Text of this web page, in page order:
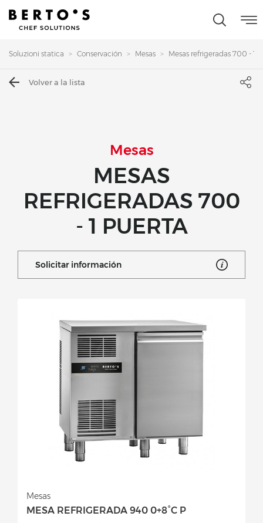
Soluzioni statica Conservación Mesas Mesas refrigeradas 700 - 1
Volver a la lista
Mesas
MESAS
REFRIGERADAS 700
- 1 PUERTA
Solicitar información
MESA REFRIGERADA 940 0+8°C P
Mesas